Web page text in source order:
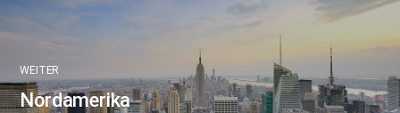
WEITER
Nordamerika